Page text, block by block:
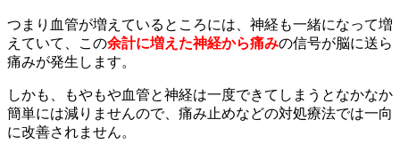
つまり血管が増えているところには、神経も一緒になって増
えていて、この余計に増えた神経から痛みの信号が脳に送ら
痛みが発生します。
しかも、もやもや血管と神経は一度できてしまうとなかなか
簡単には減りませんので、痛み止めなどの対処療法では一向
に改善されません。